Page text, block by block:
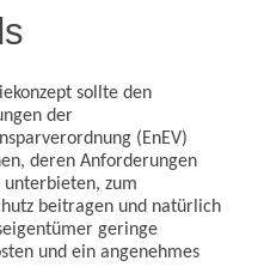
sollte den
der
(EnEV)
deren Anforderungen
unterbieten, zum
beitragen und natürlich
geringe
und ein angenehmes